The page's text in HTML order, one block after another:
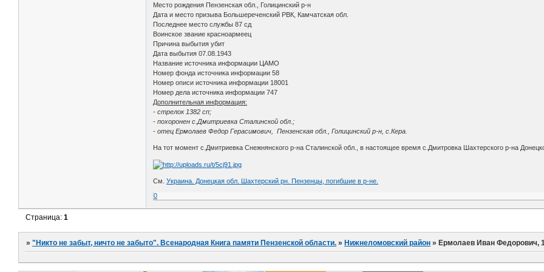
Место рождения Пензенская обл., Голицинский р-н
Дата и место призыва Большереченский РВК, Камчатская обл.
Последнее место службы 87 сд
Воинское звание красноармеец
Причина выбытия убит
Дата выбытия 07.08.1943
Название источника информации ЦАМО
Номер фонда источника информации 58
Номер описи источника информации 18001
Номер дела источника информации 747
Дополнительная информация:
- стрелок 1382 сп;
- похоронен с.Дмитриевка Сталинской обл.;
- отец Ермолаев Федор Герасимович, Пензенская обл., Голицинский р-н, с.Кера.
На тот момент с.Дмитриевка Снежнянского р-на Сталинской обл., в настоящее время с.Дмитровка Шахтерского р-на
См.Украина. Донецкая обл. Шахтерский рн. Пензенцы, погибшие в р-не.
0
Страница:1
»"Никто не забыт, ничто не забыто". Всенародная Книга памяти Пензенской области. »Нижнеломовский район »Ермолаев Иван Федорович,